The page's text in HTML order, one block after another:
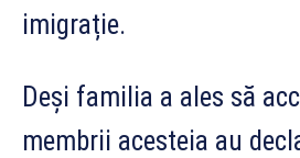
imigrație.
Deși familia a ales să
membrii acesteia au